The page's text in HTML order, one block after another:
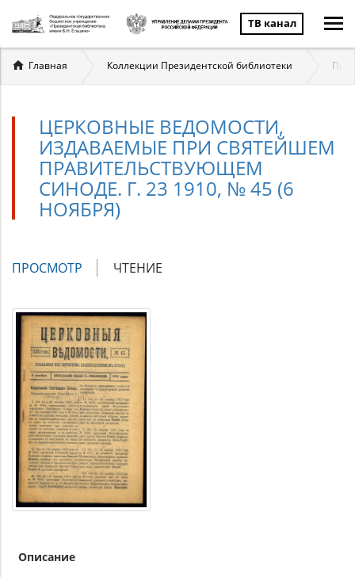
ТВ канал
Вы
здесь
Главная Коллекции Президентской библиотеки
ЦЕРКОВНЫЕ ВЕДОМОСТИ,
ИЗДАВАЕМЫЕ ПРИ СВЯТЕЙШЕМ
ПРАВИТЕЛЬСТВУЮЩЕМ
СИНОДЕ. Г. 23 1910, № 45 (6
НОЯБРЯ)
Главные
ПРОСМОТР (АКТИВНАЯ
ЧТЕНИЕ
Описание